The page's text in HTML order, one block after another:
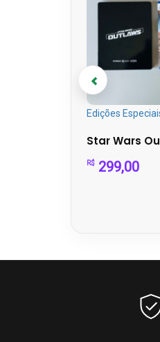
Edições
R$299,00